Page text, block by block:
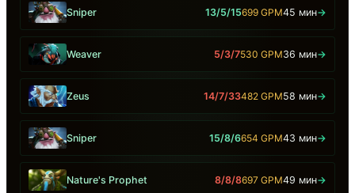
Sniper 13/5/15699 GPM45 мин→
Weaver 5/3/7530 GPM36 мин→
Zeus 14/7/33482 GPM58 мин→
Sniper 15/8/6654 GPM43 мин→
Nature's Prophet 8/8/8697 GPM49 мин→